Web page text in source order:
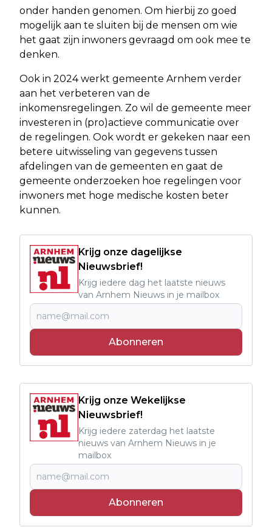
onder handen genomen. Om hierbij zo goed
mogelijk aan te sluiten bij de mensen om wie
het gaat zijn inwoners gevraagd om ook mee te
denken.
Ook in 2024 werkt gemeente Arnhem verder
aan het verbeteren van de
inkomensregelingen. Zo wil de gemeente meer
investeren in (pro)actieve communicatie over
de regelingen. Ook wordt er gekeken naar een
betere uitwisseling van gegevens tussen
afdelingen van de gemeenten en gaat de
gemeente onderzoeken hoe regelingen voor
inwoners met hoge medische kosten beter
kunnen.
Krijg onze dagelijkse
Nieuwsbrief!
Krijg iedere dag het laatste nieuws
van Arnhem Nieuws in je mailbox
Abonneren
Krijg onze Wekelijkse
Nieuwsbrief!
Krijg iedere zaterdag het laatste
nieuws van Arnhem Nieuws in je
mailbox
Abonneren